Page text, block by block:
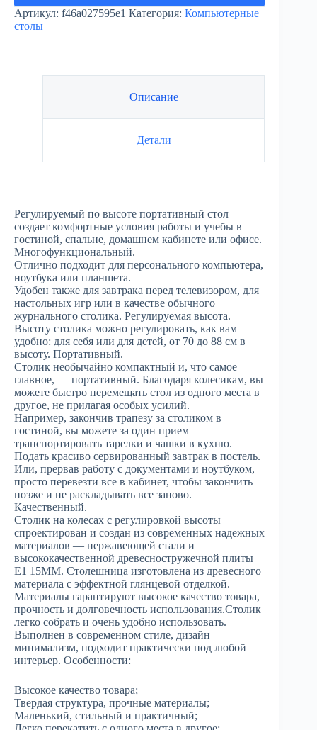
Артикул: f46a027595e1 Категория: Компьютерные
столы
Описание
Детали
Регулируемый по высоте портативный стол
создает комфортные условия работы и учебы в
гостиной, спальне, домашнем кабинете или офисе.
Многофункциональный.
Отлично подходит для персонального компьютера,
ноутбука или планшета.
Удобен также для завтрака перед телевизором, для
настольных игр или в качестве обычного
журнального столика. Регулируемая высота.
Высоту столика можно регулировать, как вам
удобно: для себя или для детей, от 70 до 88 см в
высоту. Портативный.
Столик необычайно компактный и, что самое
главное, — портативный. Благодаря колесикам, вы
можете быстро перемещать стол из одного места в
другое, не прилагая особых усилий.
Например, закончив трапезу за столиком в
гостиной, вы можете за один прием
транспортировать тарелки и чашки в кухню.
Подать красиво сервированный завтрак в постель.
Или, прервав работу с документами и ноутбуком,
просто перевезти все в кабинет, чтобы закончить
позже и не раскладывать все заново.
Качественный.
Столик на колесах с регулировкой высоты
спроектирован и создан из современных надежных
материалов — нержавеющей стали и
высококачественной древесностружечной плиты
E1 15MM. Столешница изготовлена ​​из древесного
материала с эффектной глянцевой отделкой.
Материалы гарантируют высокое качество товара,
прочность и долговечность использования.Столик
легко собрать и очень удобно использовать.
Выполнен в современном стиле, дизайн —
минимализм, подходит практически под любой
интерьер. Особенности:
Высокое качество товара;
Твердая структура, прочные материалы;
Маленький, стильный и практичный;